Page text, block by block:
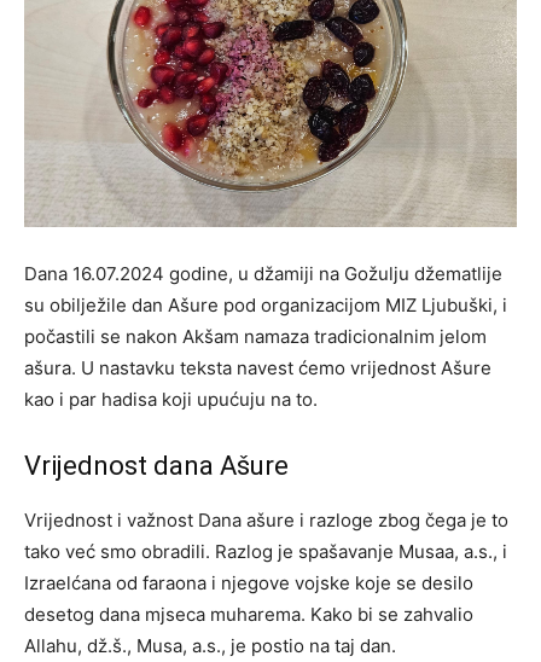
Dana 16.07.2024 godine, u džamiji na Gožulju džematlije
su obilježile dan Ašure pod organizacijom MIZ Ljubuški, i
počastili se nakon Akšam namaza tradicionalnim jelom
ašura. U nastavku teksta navest ćemo vrijednost Ašure
kao i par hadisa koji upućuju na to.
Vrijednost dana Ašure
Vrijednost i važnost Dana ašure i razloge zbog čega je to
tako već smo obradili. Razlog je spašavanje Musaa, a.s., i
Izraelćana od faraona i njegove vojske koje se desilo
desetog dana mjseca muharema. Kako bi se zahvalio
Allahu, dž.š., Musa, a.s., je postio na taj dan.